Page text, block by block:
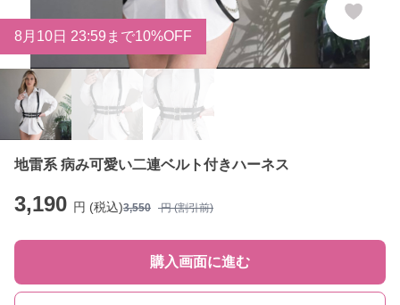
8月 10日 23:59まで10%OFF
地雷系 病み可愛い二連ベルト付きハーネス
3,190 円 (税込)3,550 円 (割引前)
購入画面に進む